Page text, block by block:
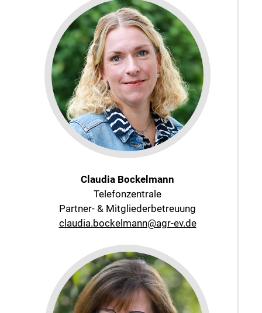
Claudia Bockelmann
Telefonzentrale
Partner- & Mitgliederbetreuung
claudia.bockelmann@agr-ev.de